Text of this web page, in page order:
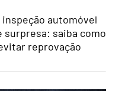
automóvel
surpresa: saiba como
reprovação